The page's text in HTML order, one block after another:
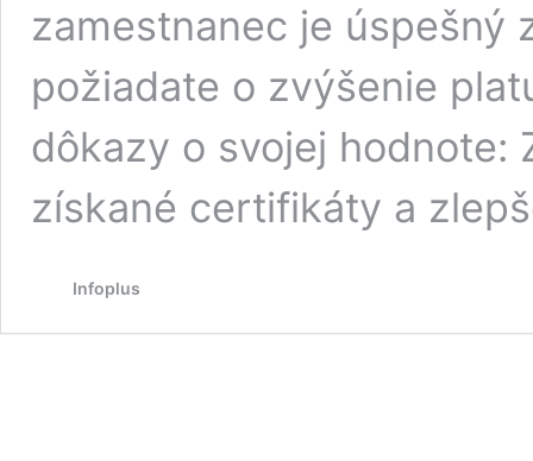
zamestnanec je úspešný
požiadate o zvýšenie
dôkazy o svojej hodnote:
získané certifikáty a
Infoplus